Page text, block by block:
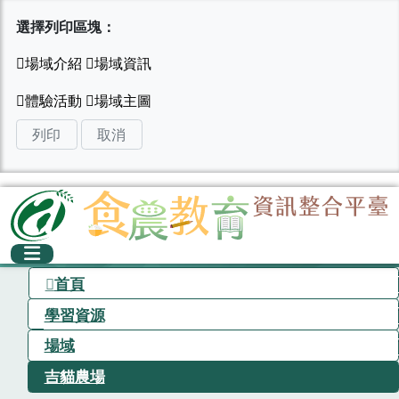
選擇列印區塊：
列印 取消
首頁
學習資源
場域
吉貓農場